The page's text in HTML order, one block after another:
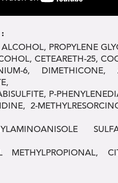
PROPYLENE
CETEARETH-25,
6,
P-
2-
METHYLPROPIONAL,